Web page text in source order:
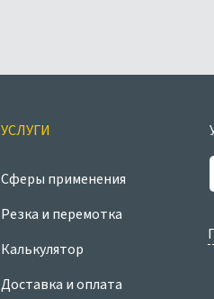
УСЛУГИ
Сферы применения
Резка и перемотка
Калькулятор
Доставка и оплата